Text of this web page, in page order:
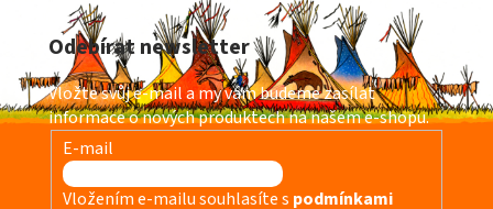
t
Odebírat newsletter
Vložte svůj e-mail a my vám budeme zasílat
informace o nových produktech na našem e-shopu.
E-mail
Vložením e-mailu souhlasíte s podmínkami